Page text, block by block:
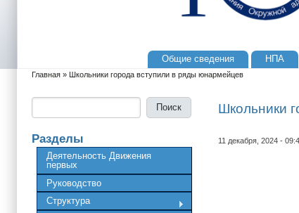
Общие сведения НПА
Вы здесь
Главная » Школьники города вступили в ряды юнармейцев
Разделы
Деятельность Движения
первых
Руководство
Структура
Школьники
11 декабря, 2024 -